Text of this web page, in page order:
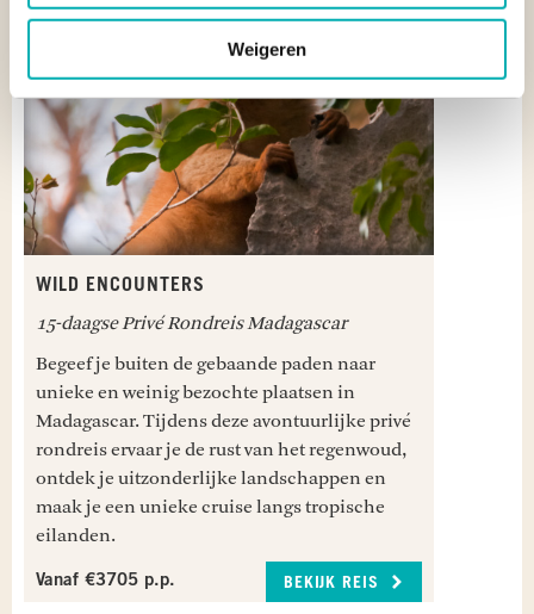
Weigeren
WILD ENCOUNTERS
15-daagse Privé Rondreis Madagascar
Begeef je buiten de gebaande paden naar
unieke en weinig bezochte plaatsen in
Madagascar. Tijdens deze avontuurlijke privé
rondreis ervaar je de rust van het regenwoud,
ontdek je uitzonderlijke landschappen en
maak je een unieke cruise langs tropische
eilanden.
Vanaf €3705 p.p. BEKIJK REIS